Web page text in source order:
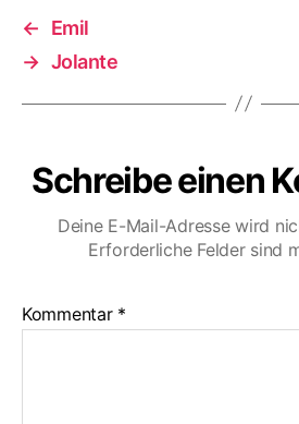
←
Emil
→ Jolante
Schreibe einen
Deine E-Mail-Adresse wird
Erforderliche Felder sind
Kommentar *